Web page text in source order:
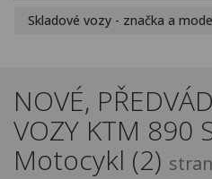
Novinky
Kontakty
Skladové vozy - značka a
NOVÉ,
VOZY KTM 890
Motocykl (2)